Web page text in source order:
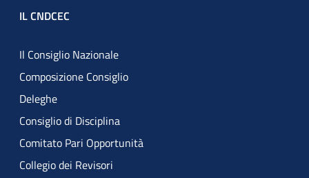
IL CNDCEC
Il Consiglio Nazionale
Composizione Consiglio
Deleghe
Consiglio di Disciplina
Comitato Pari Opportunità
Collegio dei Revisori